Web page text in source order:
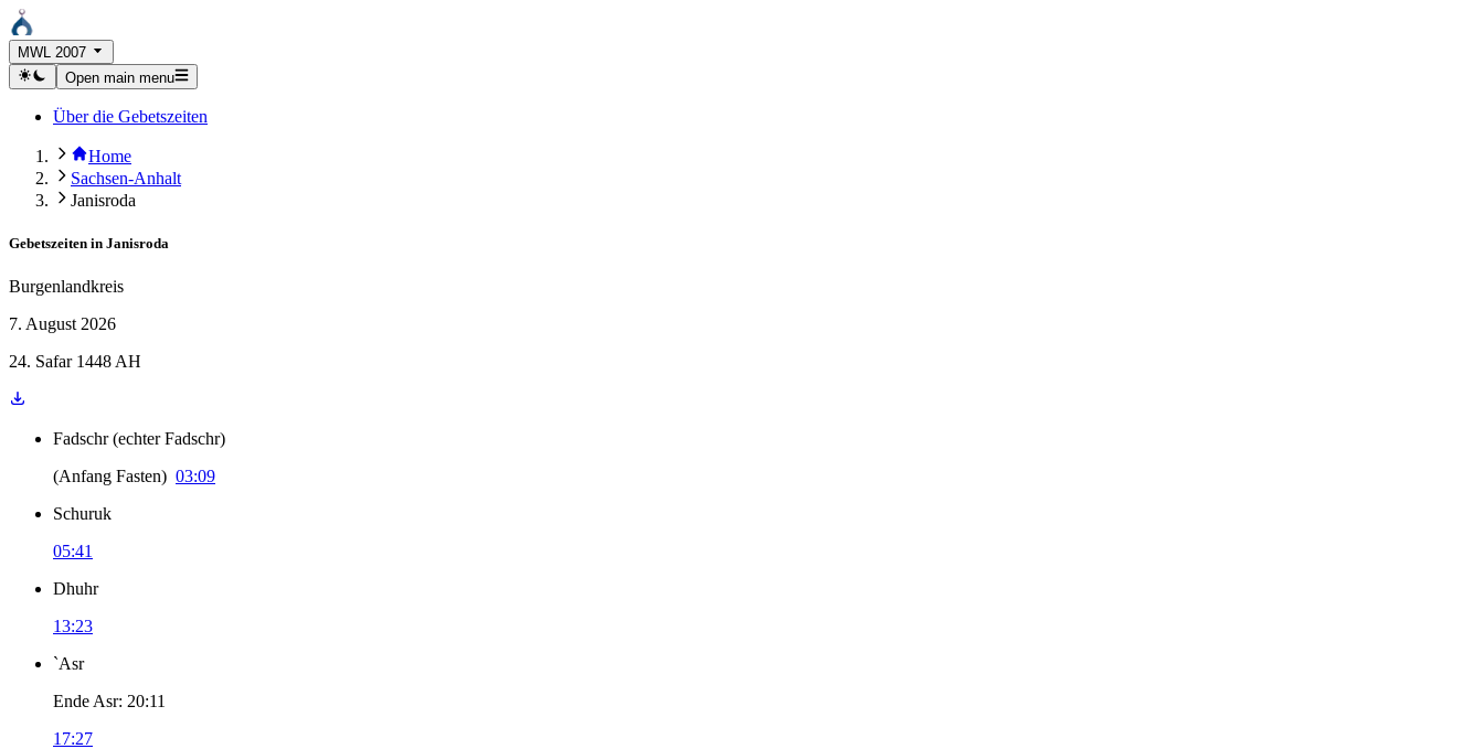
MWL 2007
Open main menu
Über die Gebetszeiten
Home
Sachsen-Anhalt
Janisroda
Gebetszeiten in Janisroda
Burgenlandkreis
7. August 2026
24. Safar 1448 AH
Fadschr (echter Fadschr)
(Anfang Fasten) 03:09
Schuruk
05:41
Dhuhr
13:23
`Asr
Ende Asr: 20:11
17:27